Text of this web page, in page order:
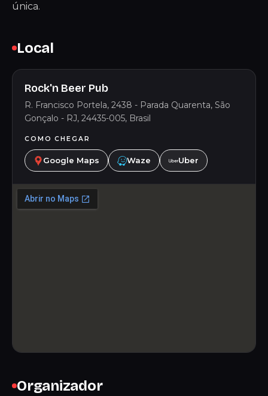
única.
Local
Rock'n Beer Pub
R. Francisco Portela, 2438 - Parada Quarenta, São
Gonçalo - RJ, 24435-005, Brasil
COMO CHEGAR
Google Maps Waze Uber
Organizador